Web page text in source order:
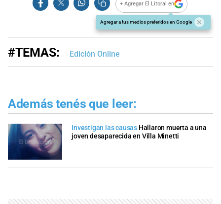
+ Agregar El Litoral en
Agregar a tus medios preferidos en Google
#TEMAS: Edición Online
Además tenés que leer:
Investigan las causas Hallaron muerta a una
joven desaparecida en Villa Minetti